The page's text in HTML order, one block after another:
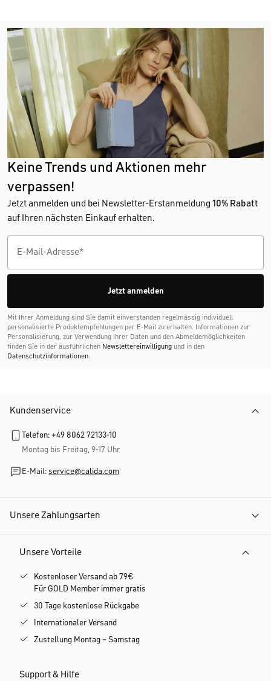
Keine Trends und Aktionen mehr
verpassen!
Jetzt anmelden und bei Newsletter-Erstanmeldung 10% Rabatt
auf Ihren nächsten Einkauf erhalten.
Jetzt anmelden
Mit Ihrer Anmeldung sind Sie damit einverstanden regelmässig individuell
personalisierte Produktempfehlungen per E-Mail zu erhalten. Informationen zur
Personalisierung, zur Verwendung Ihrer Daten und den Abmelde­möglichkeiten
finden Sie in der ausführlichen Newslettereinwilligung und in den
Datenschutzinformationen.
Kundenservice
Telefon: +49 8062 72133-10
Montag bis Freitag, 9-17 Uhr
E-Mail: service@calida.com
Unsere Zahlungsarten
Unsere Vorteile
Kostenloser Versand ab 79€
Für GOLD Member immer gratis
30 Tage kostenlose Rückgabe
Internationaler Versand
Zustellung Montag – Samstag
Support & Hilfe